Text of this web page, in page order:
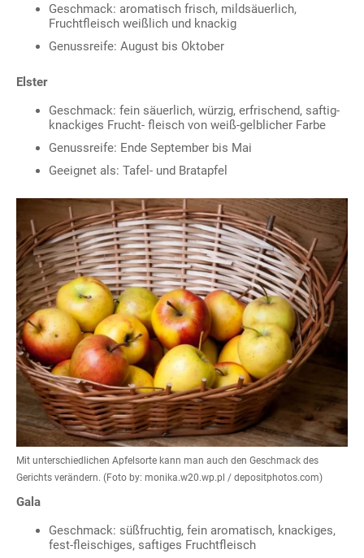
Geschmack: aromatisch frisch, mildsäuerlich,
Fruchtfleisch weißlich und knackig
Genussreife: August bis Oktober
Elster
Geschmack: fein säuerlich, würzig, erfrischend, saftig-
knackiges Frucht- fleisch von weiß-gelblicher Farbe
Genussreife: Ende September bis Mai
Geeignet als: Tafel- und Bratapfel
Mit unterschiedlichen Apfelsorte kann man auch den Geschmack des
Gerichts verändern. (Foto by: monika.w20.wp.pl / depositphotos.com)
Gala
Geschmack: süßfruchtig, fein aromatisch, knackiges,
fest-fleischiges, saftiges Fruchtfleisch